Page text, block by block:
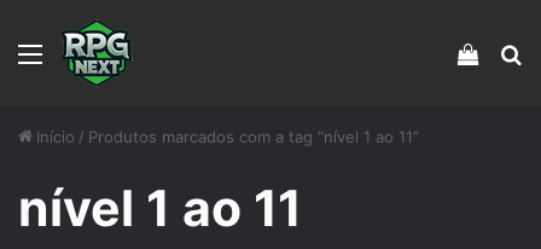
Menu Veja
Início / Produtos marcados com a tag “nível 1 ao 11”
nível 1 ao 11